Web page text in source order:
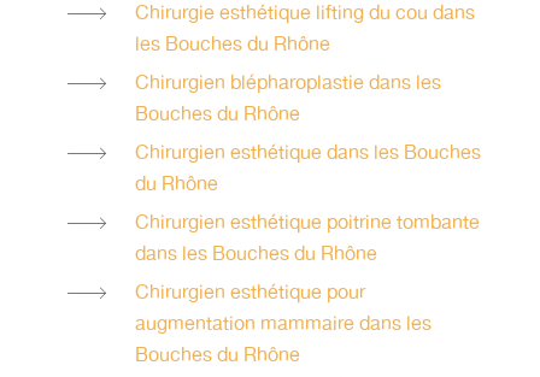
Chirurgie esthétique lifting du cou dans
les Bouches du Rhône
Chirurgien blépharoplastie dans les
Bouches du Rhône
Chirurgien esthétique dans les Bouches
du Rhône
Chirurgien esthétique poitrine tombante
dans les Bouches du Rhône
Chirurgien esthétique pour
augmentation mammaire dans les
Bouches du Rhône